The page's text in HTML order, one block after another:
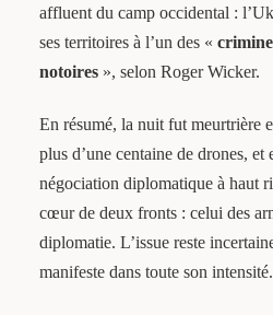
affluent du camp occidental :
ses territoires à l’un des «
notoires», selon Roger Wicker.
En résumé, la nuit fut meurtrière
plus d’une centaine de drones, et
négociation diplomatique à haut
cœur de deux fronts : celui des
diplomatie. L’issue reste
manifeste dans toute son intensité.